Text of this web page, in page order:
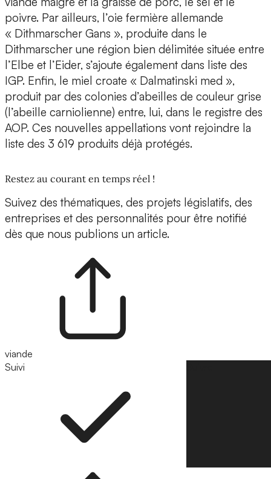
poivre. Par ailleurs, l’oie fermière allemande
« Dithmarscher Gans », produite dans le
Dithmarscher une région bien délimitée située entre
l’Elbe et l’Eider, s’ajoute également dans liste des
IGP. Enfin, le miel croate « Dalmatinski med »,
produit par des colonies d’abeilles de couleur grise
(l’abeille carniolienne) entre, lui, dans le registre des
AOP. Ces nouvelles appellations vont rejoindre la
liste des 3 619 produits déjà protégés.
Restez au courant en temps réel !
Suivez des thématiques, des projets législatifs, des
entreprises et des personnalités pour être notifié
dès que nous publions un article.
viande
Suivi